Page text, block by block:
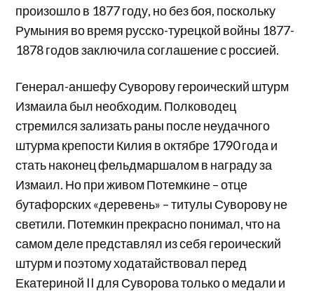
произошло в 1877 году, но без боя, поскольку
Румыния во время русско-турецкой войны 1877-
1878 годов заключила соглашение с россией.
Генерал-аншефу Суворову героический штурм
Измаила был необходим. Полководец
стремился зализать раны после неудачного
штурма крепости Килия в октябре 1790 года и
стать наконец фельдмаршалом в награду за
Измаил. Но при живом Потемкине – отце
бутафорских «деревень» – титулы Суворову не
светили. Потемкин прекрасно понимал, что на
самом деле представлял из себя героический
штурм и поэтому ходатайствовал перед
Екатериной II для Суворова только о медали и